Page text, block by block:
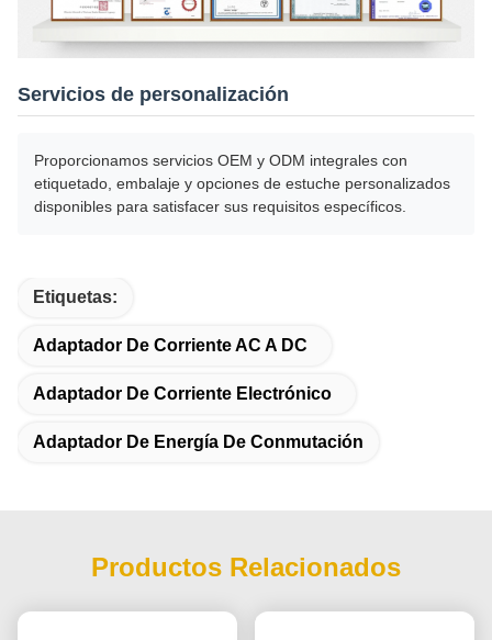
Servicios de personalización
Proporcionamos servicios OEM y ODM integrales con
etiquetado, embalaje y opciones de estuche personalizados
disponibles para satisfacer sus requisitos específicos.
Etiquetas:
Adaptador De Corriente AC A DC
Adaptador De Corriente Electrónico
Adaptador De Energía De Conmutación
Productos Relacionados